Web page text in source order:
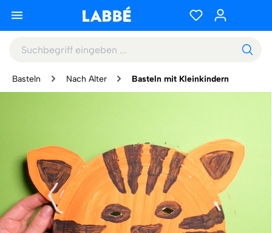
Basteln Nach Alter Basteln mit Kleinkindern